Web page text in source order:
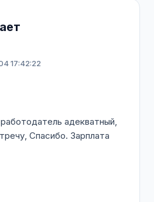
17:42:22
адекватный,
Спасибо. Зарплата